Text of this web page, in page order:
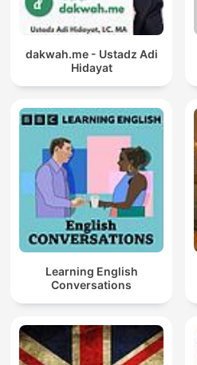
dakwah.me - Ustadz Adi
Hidayat
Learning English
Conversations